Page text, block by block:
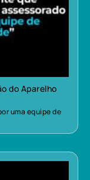
do Aparelho
uma equipe de